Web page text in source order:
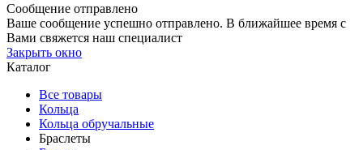
Сообщение отправлено
Ваше сообщение успешно отправлено. В ближайшее время с
Вами свяжется наш специалист
Закрыть окно
Каталог
Все товары
Кольца
Кольца обручальные
Браслеты